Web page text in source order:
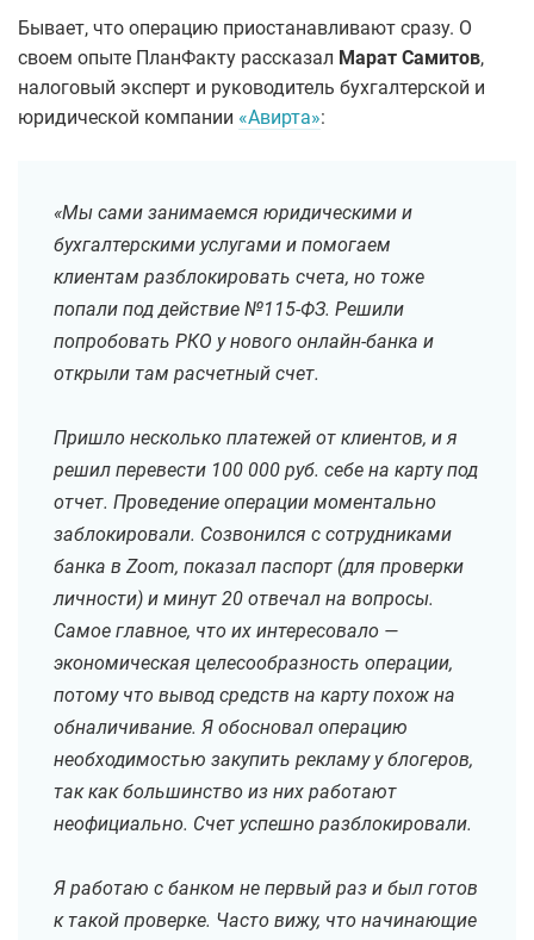
Бывает, что операцию приостанавливают сразу. О
своем опыте ПланФакту рассказал Марат Самитов,
налоговый эксперт и руководитель бухгалтерской и
юридической компании «Авирта»:
«Мы сами занимаемся юридическими и
бухгалтерскими услугами и помогаем
клиентам разблокировать счета, но тоже
попали под действие №115-ФЗ. Решили
попробовать РКО у нового онлайн-банка и
открыли там расчетный счет.
Пришло несколько платежей от клиентов, и я
решил перевести 100 000 руб. себе на карту под
отчет. Проведение операции моментально
заблокировали. Созвонился с сотрудниками
банка в Zoom, показал паспорт (для проверки
личности) и минут 20 отвечал на вопросы.
Самое главное, что их интересовало —
экономическая целесообразность операции,
потому что вывод средств на карту похож на
обналичивание. Я обосновал операцию
необходимостью закупить рекламу у блогеров,
так как большинство из них работают
неофициально. Счет успешно разблокировали.
Я работаю с банком не первый раз и был готов
к такой проверке. Часто вижу, что начинающие